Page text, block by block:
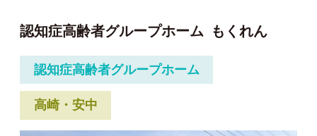
認知症高齢者グループホーム もくれん
認知症高齢者グループホーム
高崎・安中